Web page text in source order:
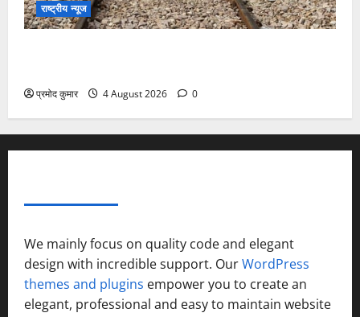
राष्ट्रीय न्यूज
प्रमोद कुमार 4 August 2026 0
We mainly focus on quality code and elegant
design with incredible support. OurWordPress
themes and plugins empower you to create an
elegant, professional and easy to maintain website